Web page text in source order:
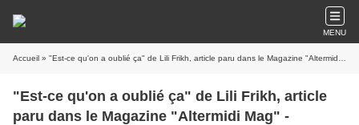
MENU
Accueil » "Est-ce qu'on a oublié ça" de Lili Frikh, article paru dans le Magazine "Altermidi Mag" - Février/Avril 2022
"Est-ce qu'on a oublié ça" de Lili Frikh, article
paru dans le Magazine "Altermidi Mag" -